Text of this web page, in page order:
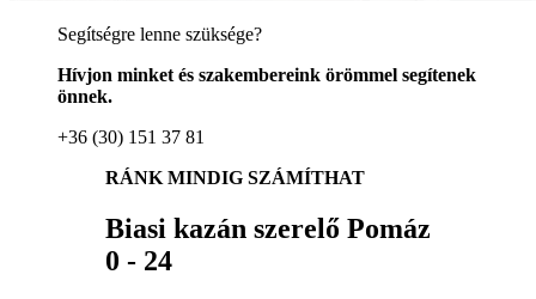
Segítségre lenne szüksége?
Hívjon minket és szakembereink örömmel segítenek
önnek.
+36 (30) 151 37 81
RÁNK MINDIG SZÁMÍTHAT
Biasi kazán szerelő Pomáz
0 - 24